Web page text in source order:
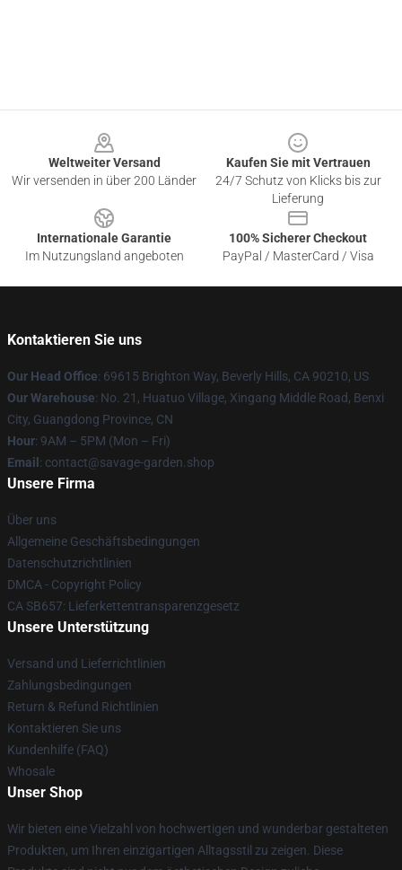
Weltweiter Versand
Wir versenden in über 200 Länder
Kaufen Sie mit Vertrauen
24/7 Schutz von Klicks bis zur
Lieferung
Internationale Garantie
Im Nutzungsland angeboten
100% Sicherer Checkout
PayPal / MasterCard / Visa
Kontaktieren Sie uns
Our Head Office: 69615 Brighton Way, Beverly Hills, CA 90210, US
Our Warehouse: No. 21, Huatuo Village, Xingang Middle Road, Benxi
City, Guangdong Province, CN
Hour: 9AM – 5PM (Mon – Fri)
Email : contact@savage-garden.shop
Unsere Firma
Über uns
Allgemeine Geschäftsbedingungen
Datenschutzrichtlinien
DMCA - Copyright Policy
CA SB657: Lieferkettentransparenzgesetz
Unsere Unterstützung
Versand und Lieferrichtlinien
Zahlungsbedingungen
Return & Refund Richtlinien
Kontaktieren Sie uns
Kundenhilfe (FAQ)
Whosale
Unser Shop
Wir bieten eine Vielzahl von hochwertigen und wunderbar gestalteten
Produkten, um Ihren einzigartigen Alltagsstil zu zeigen. Diese